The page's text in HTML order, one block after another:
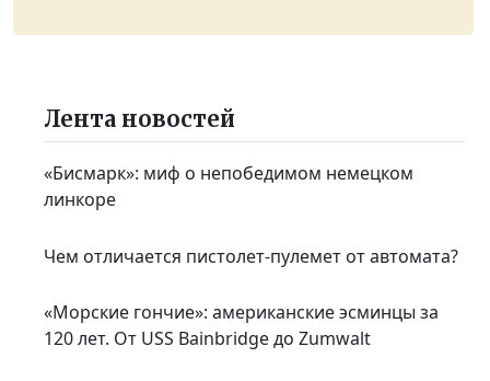
Лента новостей
«Бисмарк»: миф о непобедимом немецком
линкоре
Чем отличается пистолет-пулемет от автомата?
«Морские гончие»: американские эсминцы за
120 лет. От USS Bainbridge до Zumwalt